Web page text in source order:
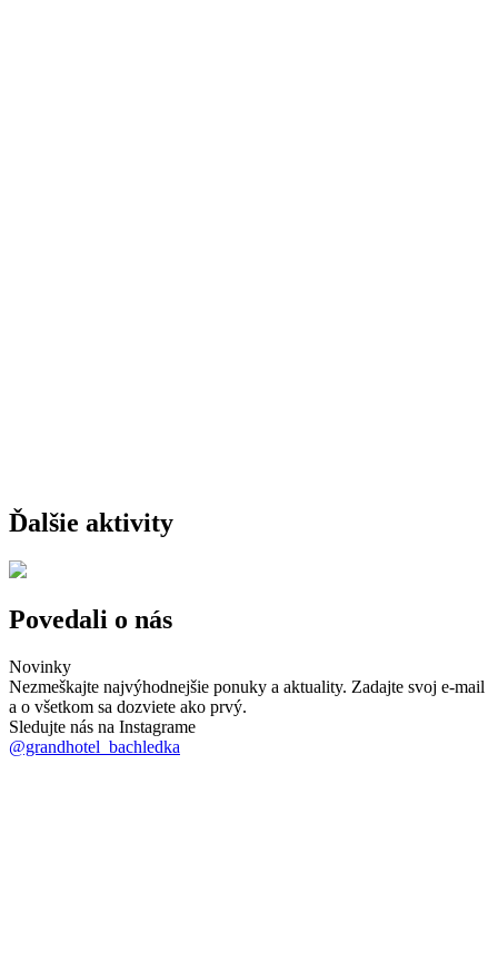
Ďalšie aktivity
Povedali o nás
Novinky
Nezmeškajte najvýhodnejšie ponuky a aktuality. Zadajte svoj e-mail
a o všetkom sa dozviete ako prvý.
Sledujte nás na Instagrame
@grandhotel_bachledka